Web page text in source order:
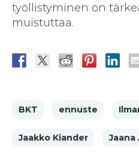
työllistyminen on
muistuttaa.
BKT ennuste
Jaakko Kiander